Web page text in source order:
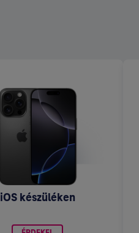
iOS készüléken